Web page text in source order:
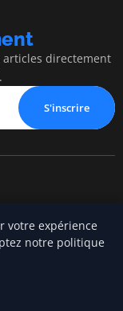
articles directement
S'inscrire
votre expérience
notre politique